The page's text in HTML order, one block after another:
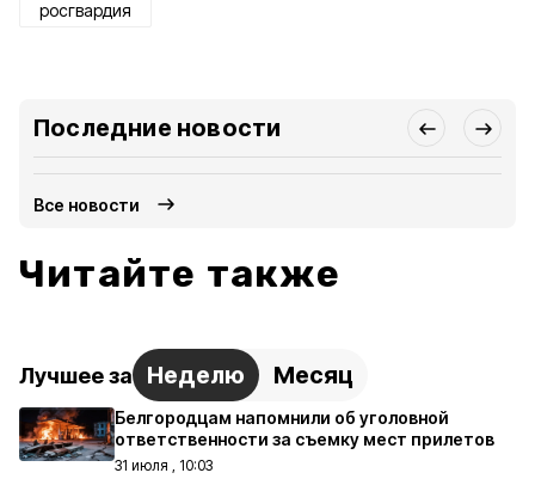
росгвардия
Последние новости
Все новости
Читайте также
Лучшее за Неделю Месяц
Белгородцам напомнили об уголовной
ответственности за съемку мест прилетов
31 июля , 10:03